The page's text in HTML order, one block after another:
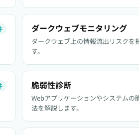
ダークウェブモニタリング
ダークウェブ上の情報流出リスクを
す。
脆弱性診断
Webアプリケーションやシステムの
法を解説します。